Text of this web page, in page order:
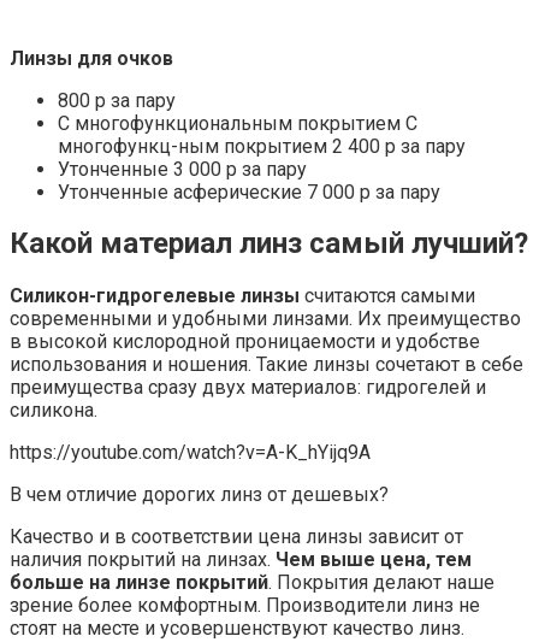
Линзы для очков
800 р за пару
С многофункциональным покрытием С
многофункц-ным покрытием 2 400 р за пару
Утонченные 3 000 р за пару
Утонченные асферические 7 000 р за пару
Какой материал линз самый лучший?
Силикон-гидрогелевые линзы считаются самыми
современными и удобными линзами. Их преимущество
в высокой кислородной проницаемости и удобстве
использования и ношения. Такие линзы сочетают в себе
преимущества сразу двух материалов: гидрогелей и
силикона.
https://youtube.com/watch?v=A-K_hYijq9A
В чем отличие дорогих линз от дешевых?
Качество и в соответствии цена линзы зависит от
наличия покрытий на линзах. Чем выше цена, тем
больше на линзе покрытий. Покрытия делают наше
зрение более комфортным. Производители линз не
стоят на месте и усовершенствуют качество линз.